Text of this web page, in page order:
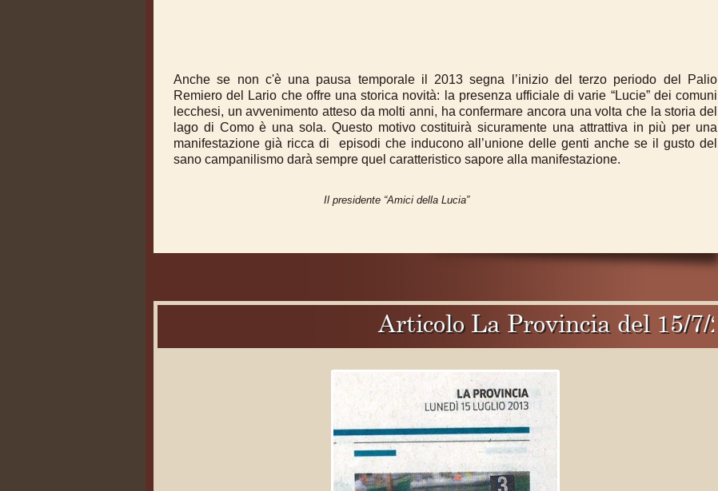
Anche se non c'è una pausa temporale il 2013 segna l’inizio del terzo periodo del Palio
Remiero del Lario che offre una storica novità: la presenza ufficiale di varie “Lucie” dei comuni
lecchesi, un avvenimento atteso da molti anni, ha confermare ancora una volta che la storia del
lago di Como è una sola. Questo motivo costituirà sicuramente una attrattiva in più per una
manifestazione già ricca di episodi che inducono all’unione delle genti anche se il gusto del
sano campanilismo darà sempre quel caratteristico sapore alla manifestazione.
Il presidente “Amici della Lucia”
Articolo La Provincia del 15/7/2013